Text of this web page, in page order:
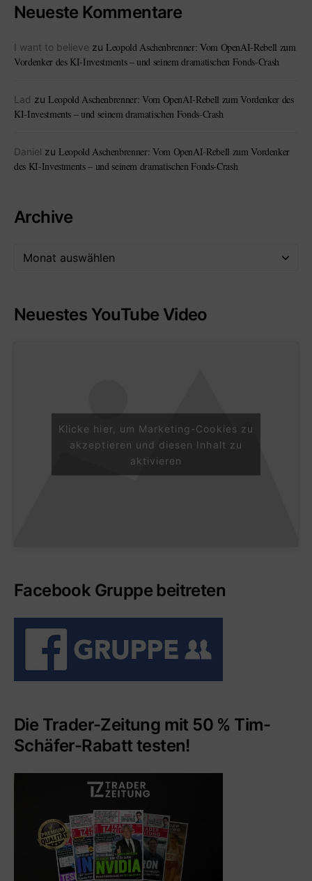
Neueste Kommentare
I want to believe zu Leopold Aschenbrenner: Vom OpenAI-Rebell zum
Vordenker des KI-Investments – und seinem dramatischen Fonds-Crash
Lad zu Leopold Aschenbrenner: Vom OpenAI-Rebell zum Vordenker des
KI-Investments – und seinem dramatischen Fonds-Crash
Daniel zu Leopold Aschenbrenner: Vom OpenAI-Rebell zum Vordenker
des KI-Investments – und seinem dramatischen Fonds-Crash
Archive
Neuestes YouTube Video
Klicke hier, um Marketing-Cookies zu
akzeptieren und diesen Inhalt zu
aktivieren
Facebook Gruppe beitreten
Die Trader-Zeitung mit 50 % Tim-
Schäfer-Rabatt testen!